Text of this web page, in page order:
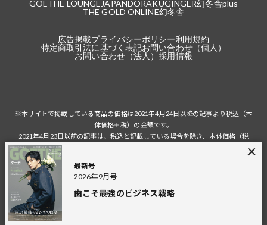
最新号
2026年9月号
歯こそ最強のビジネス戦略
GOETHE LOUNGE JAPANDORAKUGINGER幻冬舎plus
THE GOLD ONLINE幻冬舎
広告掲載プライバシーポリシー利用規約
特定商取引法に基づく表記お問い合わせ（個人）
お問い合わせ（法人）採用情報
※本サイトで掲載している商品の価格は2021年4月24日以降の記事より税込（本
体価格＋税）の金額です。
2021年4月23日以前の記事は、税込と記載している場合を除き、本体価格（税
税込の場合の税額は掲載当時の税率に準じます。